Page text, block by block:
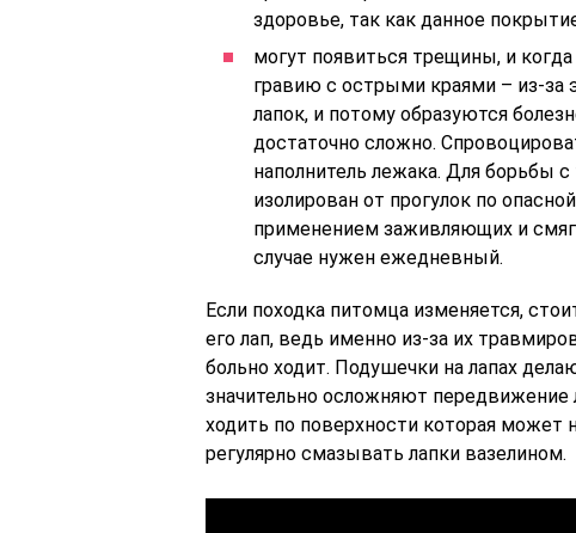
здоровье, так как данное
могут появиться трещины, и
гравию с острыми краями – из-за
лапок, и потому образуются
достаточно сложно.
наполнитель лежака. Для борьбы
изолирован от прогулок по
применением заживляющих и
случае нужен ежедневный.
Если походка питомца изменяется,
его лап, ведь именно из-за их
больно ходит. Подушечки на лапах
значительно осложняют передвижение
ходить по поверхности которая может
регулярно смазывать лапки вазелином.